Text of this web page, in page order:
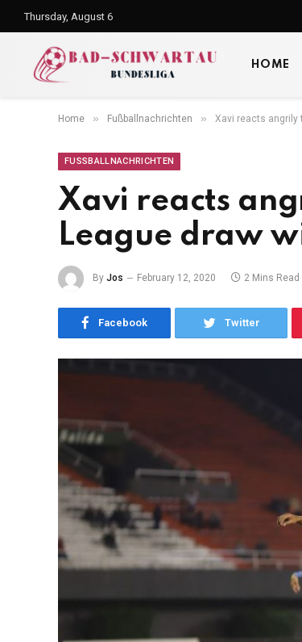
Thursday, August 6
HOME
Home » Fußballnachrichten » Xavi reacts angrily
FUSSBALLNACHRICHTEN
Xavi reacts
League draw
By Jos February 12, 2020 2 Mins Read
Facebook Twitter